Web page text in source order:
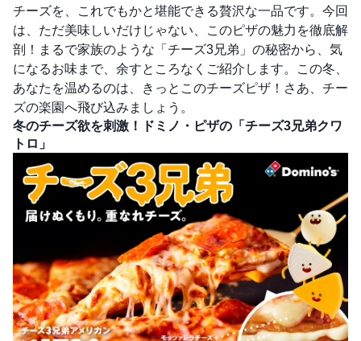
チーズを、これでもかと堪能できる贅沢な一品です。今回
は、ただ美味しいだけじゃない、このピザの魅力を徹底解
剖！まるで家族のような「チーズ3兄弟」の秘密から、気
になるお味まで、余すところなくご紹介します。この冬、
あなたを温めるのは、きっとこのチーズピザ！さあ、チー
ズの楽園へ飛び込みましょう。
冬のチーズ欲を刺激！ドミノ・ピザの「チーズ3兄弟クワ
トロ」